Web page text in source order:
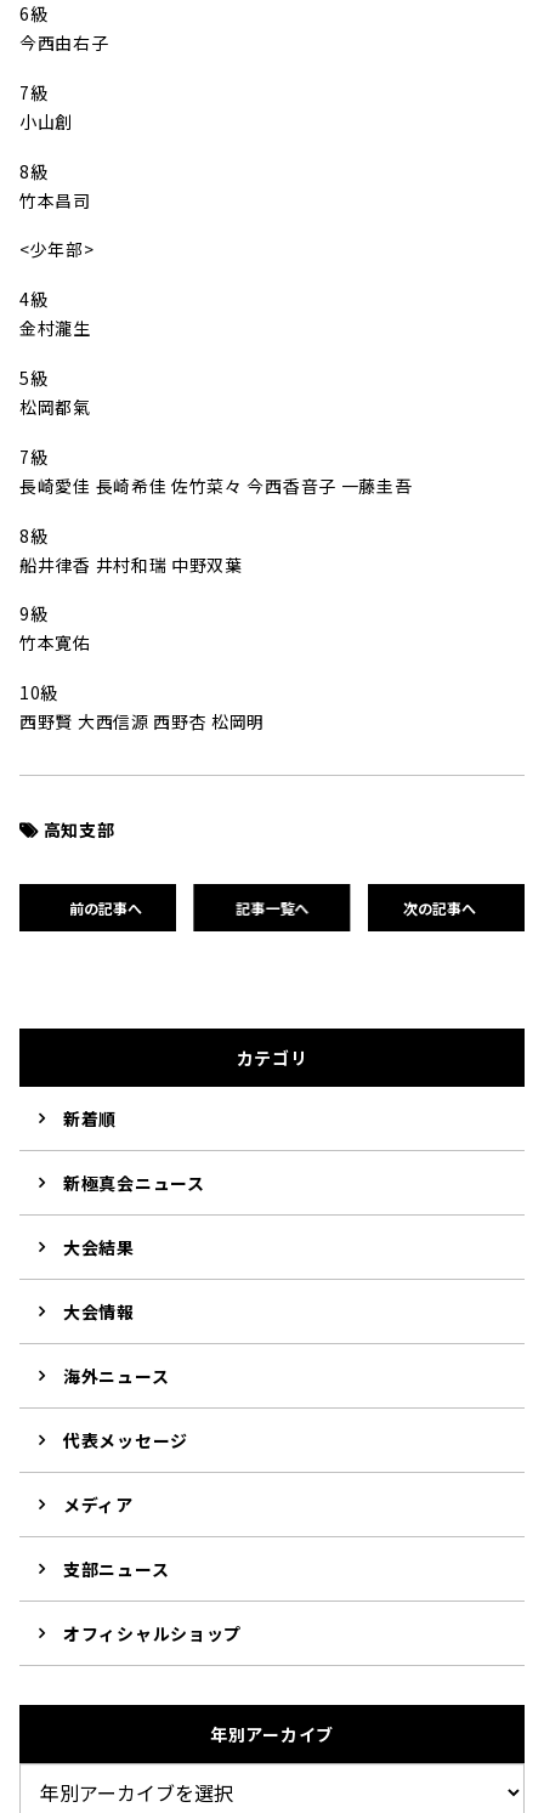
6級
今西由右子
7級
小山創
8級
竹本昌司
<少年部>
4級
金村瀧生
5級
松岡都氣
7級
長崎愛佳 長崎希佳 佐竹菜々 今西香音子 一藤圭吾
8級
船井律香 井村和瑞 中野双葉
9級
竹本寛佑
10級
西野賢 大西信源 西野杏 松岡明
高知支部
前の記事へ 記事一覧へ 次の記事へ
カテゴリ
新着順
新極真会ニュース
大会結果
大会情報
海外ニュース
代表メッセージ
メディア
支部ニュース
オフィシャルショップ
年別アーカイブ